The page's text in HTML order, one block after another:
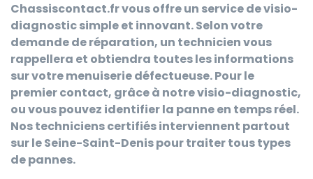
Chassiscontact.frvous offre un service de visio-
diagnostic simple et innovant. Selon votre
demande de réparation, un technicien vous
rappellera et obtiendra toutes les informations
sur votre menuiserie défectueuse. Pour le
premier contact, grâce à notre visio-diagnostic,
ou vous pouvez identifier la panne en temps réel.
Nos techniciens certifiés interviennent partout
sur le Seine-Saint-Denis pour traiter tous types
de pannes.